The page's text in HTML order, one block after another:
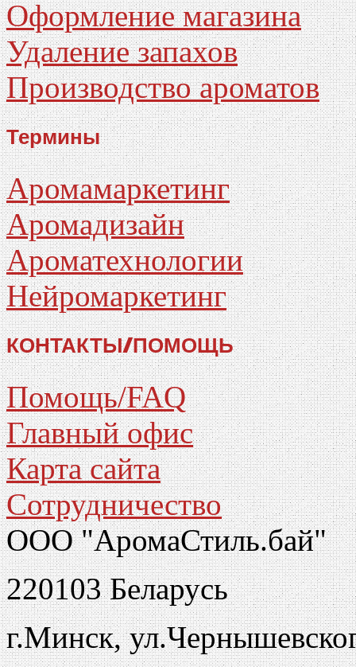
Оформление магазина
Удаление запахов
Производство ароматов
Термины
Аромамаркетинг
Аромадизайн
Ароматехнологии
Нейромаркетинг
КОНТАКТЫ/ПОМОЩЬ
Помощь/FAQ
Главный офис
Карта сайта
Сотрудничество
ООО "АромаСтиль.бай"
220103 Беларусь
г.Минск,